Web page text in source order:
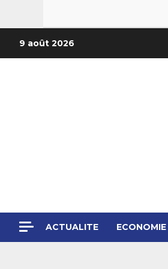
9 août 2026
ACTUALITE ECONOMIE